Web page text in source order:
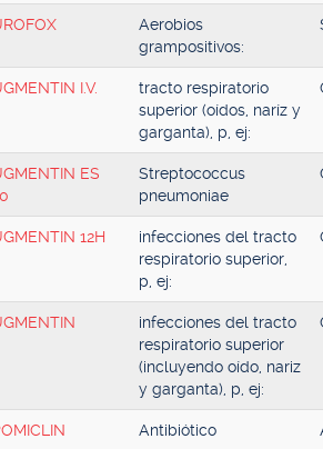
Aerobios
grampositivos:
I.V.
tracto respiratorio
superior (oídos, naríz y
garganta), p, ej:
ES
Streptococcus
pneumoniae
12H
infecciones del tracto
respiratorio superior,
p, ej:
infecciones del tracto
respiratorio superior
(incluyendo oído, nariz
y garganta), p, ej:
Antibiótico